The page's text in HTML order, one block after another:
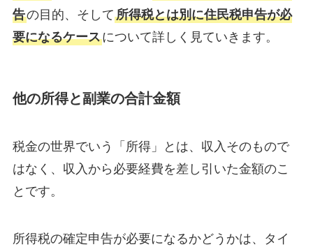
告の目的、そして所得税とは別に住民税申告が必
要になるケースについて詳しく見ていきます。
他の所得と副業の合計金額
税金の世界でいう「所得」とは、収入そのもので
はなく、収入から必要経費を差し引いた金額のこ
とです。
所得税の確定申告が必要になるかどうかは、タイ